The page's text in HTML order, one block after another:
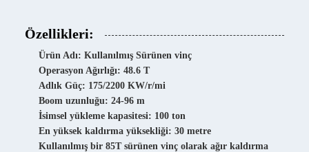
Özellikleri:
Ürün Adı: Kullanılmış Sürünen vinç
Operasyon Ağırlığı: 48.6 T
Adlık Güç: 175/2200 KW/r/mi
Boom uzunluğu: 24-96 m
İsimsel yükleme kapasitesi: 100 ton
En yüksek kaldırma yüksekliği: 30 metre
Kullanılmış bir 85T sürünen vinç olarak ağır kaldırma